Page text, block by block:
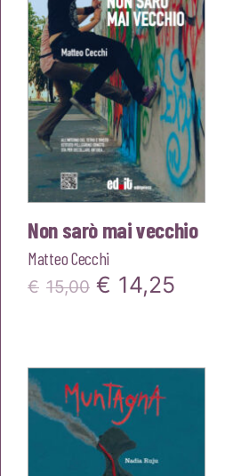
Non sarò mai vecchio
Matteo Cecchi
€ 15,00 Il
era:
€15,00.
€ 14,25